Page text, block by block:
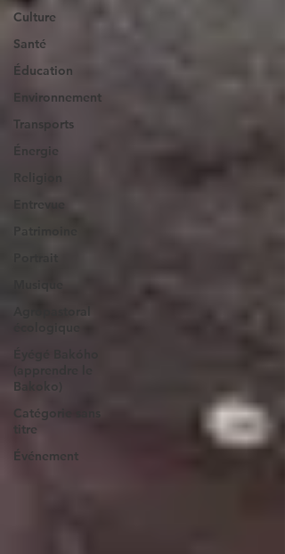
Culture
Santé
Éducation
Environnement
Transports
Énergie
Entrevue
Portrait
Bakoko)
Catégorie sans
titre
Événement